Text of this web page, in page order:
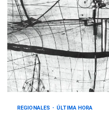
3
REGIONALES ÚLTIMA HORA